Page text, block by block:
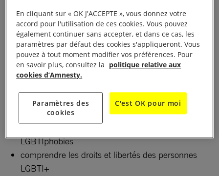
l’ensemble des droits humains des personnes
LGBTI+, voire leur vie. Il est nécessaire d’agir !
Mieux comprendre ce qu’il se passe, c’est mieux se
préparer à répondre à ces attaques.
vous permettra de :
appréhender les racines historiques des
LGBTIphobies
comprendre les droits et libertés des personnes
LGBTI+
En cliquant sur « OK J'ACCEPTE », vous donnez votre
accord pour l'utilisation de ces cookies. Vous pouvez
également continuer sans accepter, et dans ce cas, les
paramètres par défaut des cookies s'appliqueront. Vous
pouvez à tout moment modifier vos préférences. Pour
en savoir plus, consultez la politique relative aux
cookies d’Amnesty.
Paramètres des
cookies
C'est OK pour moi